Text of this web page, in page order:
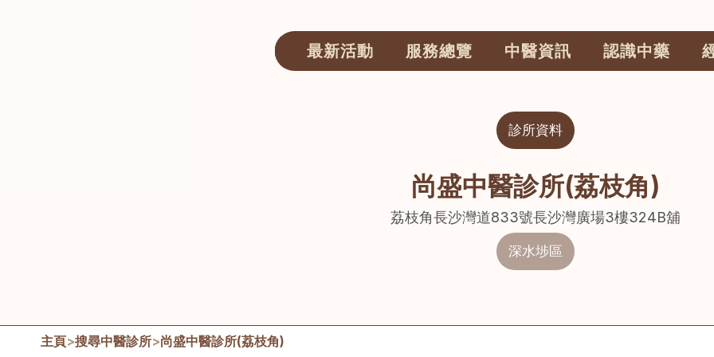
最新活動 服務總覽 中醫資訊 認識中藥
診所資料
尚盛中醫診所(荔枝角)
荔枝角長沙灣道833號長沙灣廣場3樓324B舖
深水埗區
主頁>搜尋中醫診所>尚盛中醫診所(荔枝角)